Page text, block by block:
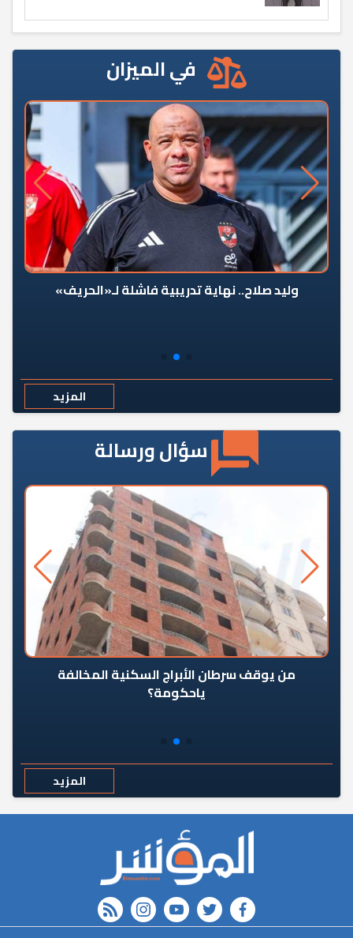
في الميزان
وليد صلاح.. نهاية تدريبية فاشلة لـ«الحريف»
المزيد
سؤال ورسالة
من يوقف سرطان الأبراج السكنية المخالفة
ياحكومة؟
المزيد
FACEBOOK
twitter
youtube
instagram
rss feed